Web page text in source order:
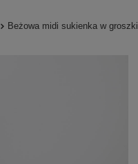
Beżowa midi sukienka w groszki